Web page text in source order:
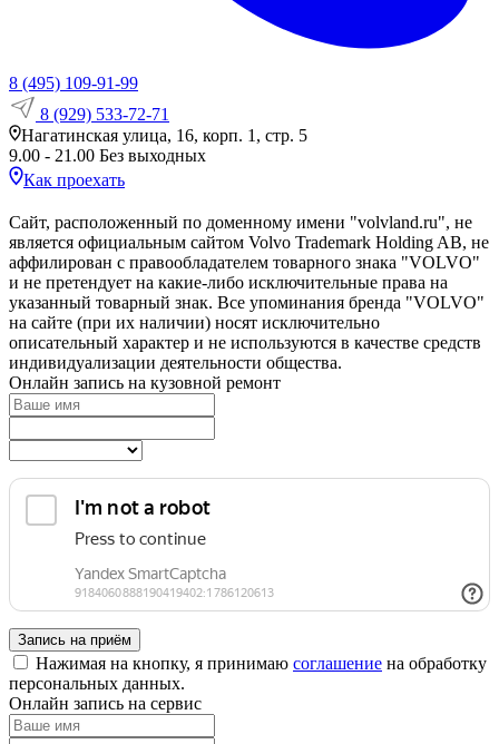
8 (495) 109-91-99
8 (929) 533-72-71
Нагатинская улица, 16, корп. 1, стр. 5
9.00 - 21.00 Без выходных
Как проехать
Сайт, расположенный по доменному имени "volvland.ru", не
является официальным сайтом Volvo Trademark Holding AB, не
аффилирован с правообладателем товарного знака "VOLVO"
и не претендует на какие‑либо исключительные права на
указанный товарный знак. Все упоминания бренда "VOLVO"
на сайте (при их наличии) носят исключительно
описательный характер и не используются в качестве средств
индивидуализации деятельности общества.
Онлайн запись на кузовной ремонт
Запись на приём
Нажимая на кнопку, я принимаю соглашение на обработку
персональных данных.
Онлайн запись на сервис